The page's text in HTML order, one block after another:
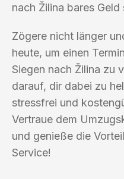
nach Žilina bares Geld
Zögere nicht länger
heute, um einen
Siegen nach Žilina zu
darauf, dir dabei zu
stressfrei und
Vertraue dem
und genieße die
Service!